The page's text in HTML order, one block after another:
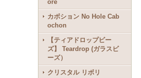
ore
カボション No Hole Cab
ochon
【ティアドロップビー
ズ】 Teardrop (ガラスビ
ーズ）
クリスタル リボリ